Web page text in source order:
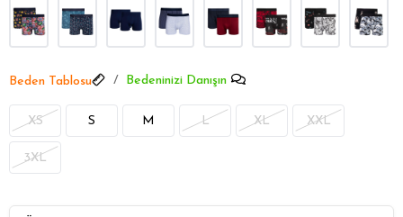
Beden Tablosu Bedeninizi Danışın
XS S M L XL XXL
3XL